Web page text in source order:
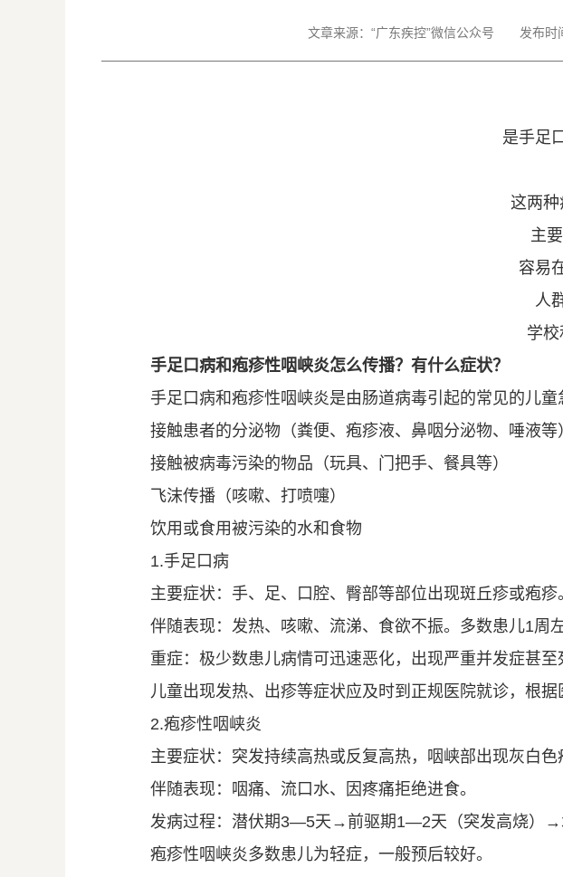
文章来源： “广东疾控”微信公众号 发布时
是手足
这两
主
容易
人
学
手足口病和疱疹性咽峡炎怎么传播？有什么症状？
手足口病和疱疹性咽峡炎是由肠道病毒引起的常见的儿童
接触患者的分泌物（粪便、疱疹液、鼻咽分泌物、唾液等
接触被病毒污染的物品（玩具、门把手、餐具等）
飞沫传播（咳嗽、打喷嚏）
饮用或食用被污染的水和食物
1.手足口病
主要症状：手、足、口腔、臀部等部位出现斑丘疹或疱疹
伴随表现：发热、咳嗽、流涕、食欲不振。多数患儿1周
重症：极少数患儿病情可迅速恶化，出现严重并发症甚至
儿童出现发热、出疹等症状应及时到正规医院就诊，根据
2.疱疹性咽峡炎
主要症状：突发持续高热或反复高热，咽峡部出现灰白色
伴随表现：咽痛、流口水、因疼痛拒绝进食。
发病过程：潜伏期3—5天→前驱期1—2天（突发高烧）
疱疹性咽峡炎多数患儿为轻症，一般预后较好。